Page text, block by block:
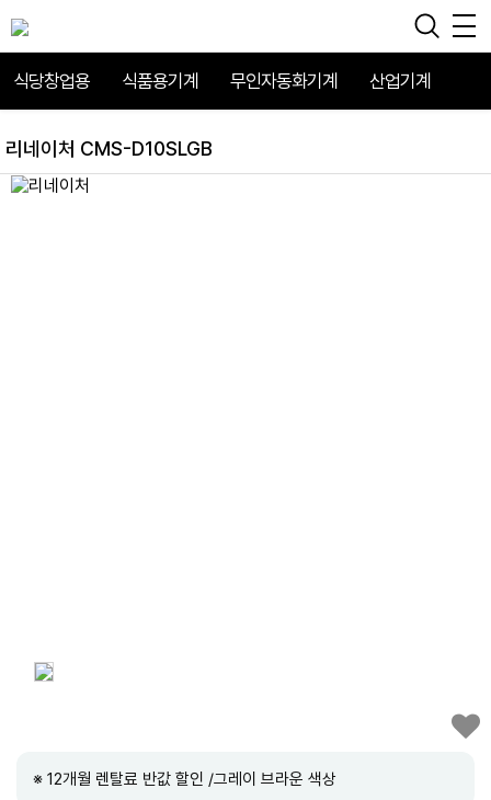
식당창업용 식품용기계 무인자동화기계 산업기계
리네이처 CMS-D10SLGB
※ 12개월 렌탈료 반값 할인 /그레이 브라운 색상